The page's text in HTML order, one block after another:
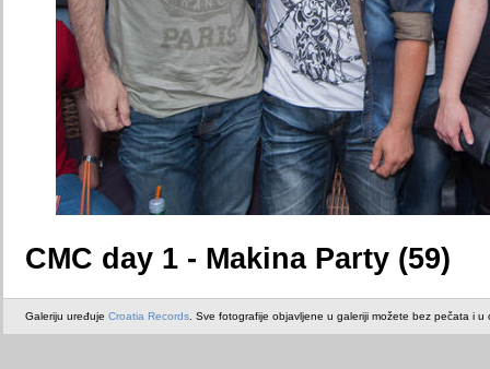
CMC day 1 - Makina Party (59)
Galeriju uređuje Croatia Records . Sve fotografije objavljene u galeriji možete bez pečata i